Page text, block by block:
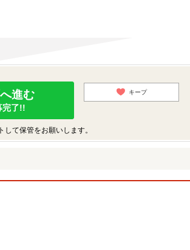
進む
完了!!
キープ
て保管をお願いします。